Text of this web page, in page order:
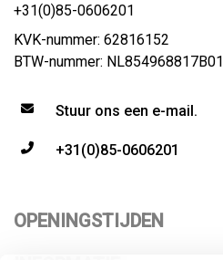
+31(0)85-0606201
KVK-nummer: 62816152
BTW-nummer: NL854968817B01
Stuur ons een e-mail.
+31(0)85-0606201
OPENINGSTIJDEN